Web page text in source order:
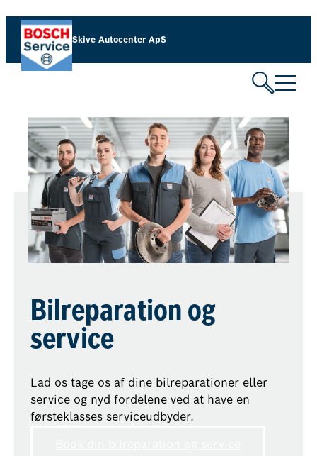
Skive Autocenter ApS
Bilreparation og
service
Lad os tage os af dine bilreparationer eller
service og nyd fordelene ved at have en
førsteklasses serviceudbyder.